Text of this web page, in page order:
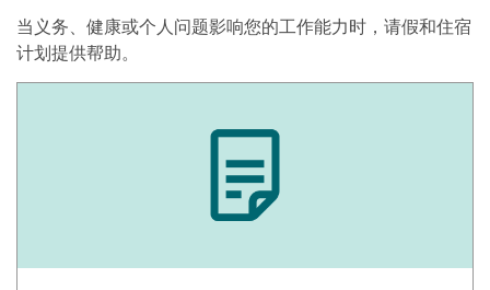
当义务、健康或个人问题影响您的工作能力时，请假和住宿
计划提供帮助。